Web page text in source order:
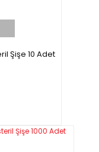
Şişe 10 Adet